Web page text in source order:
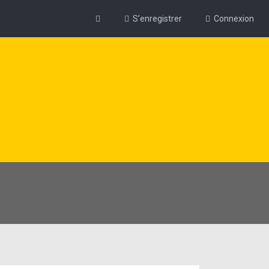
Connexion
S’enregistrer